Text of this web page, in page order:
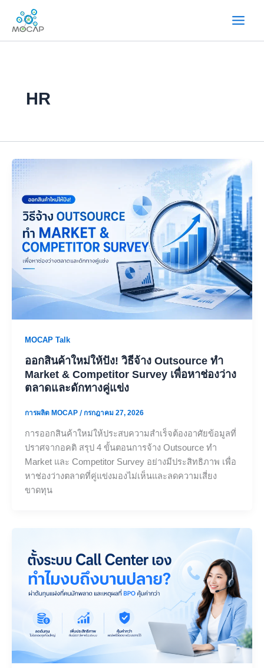
HR
MOCAP Talk
ออกสินค้าใหม่ให้ปัง! วิธีจ้าง Outsource ทำ
Market & Competitor Survey เพื่อหาช่องว่าง
ตลาดและดักทางคู่แข่ง
การผลิต MOCAP /กรกฎาคม 27, 2026
การออกสินค้าใหม่ให้ประสบความสำเร็จต้องอาศัยข้อมูลที่
ปราศจากอคติ สรุป 4 ขั้นตอนการจ้าง Outsource ทำ
Market และ Competitor Survey อย่างมีประสิทธิภาพ เพื่อ
หาช่องว่างตลาดที่คู่แข่งมองไม่เห็นและลดความเสี่ยง
ขาดทุน